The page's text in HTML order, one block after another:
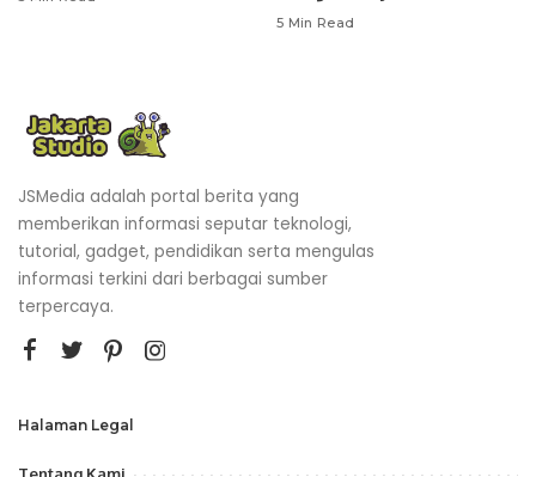
5 Min Read
JSMedia adalah portal berita yang
memberikan informasi seputar teknologi,
tutorial, gadget, pendidikan serta mengulas
informasi terkini dari berbagai sumber
terpercaya.
Halaman Legal
Tentang Kami